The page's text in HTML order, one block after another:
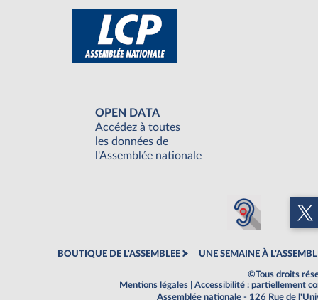
OPEN DATA
Accédez à toutes
les données de
l'Assemblée nationale
BOUTIQUE DE L'ASSEMBLEE UNE SEMAINE À
©Tous droits
Mentions légales
Accessibilité : partiellement
Assemblée nationale - 126 Rue de